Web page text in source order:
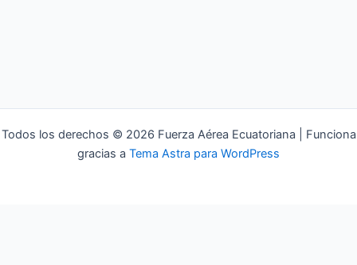
Todos los derechos © 2026 Fuerza Aérea Ecuatoriana | Funciona
gracias a Tema Astra para WordPress